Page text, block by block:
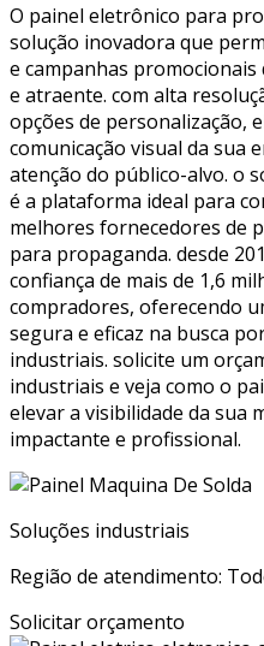
O painel eletrônico para
solução inovadora que
e campanhas promocionais
e atraente. com alta
opções de personalização,
comunicação visual da sua
atenção do público-alvo. o
é a plataforma ideal para
melhores fornecedores de
para propaganda. desde
confiança de mais de 1,6
compradores, oferecendo
segura e eficaz na busca
industriais. solicite um
industriais e veja como o
elevar a visibilidade da sua
impactante e profissional.
Soluções industriais
Região de atendimento:
Solicitar orçamento